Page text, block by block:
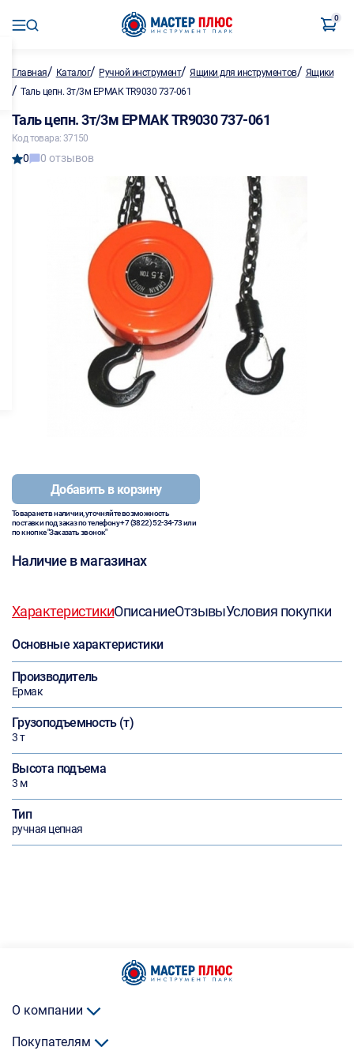
0
Главная/ Каталог/ Ручной инструмент/Ящики для инструментов/ Ящики
/ Таль цепн. 3т/3м ЕРМАК TR9030 737-061
Таль цепн. 3т/3м ЕРМАК TR9030 737-061
Код товара: 37150
0 0 отзывов
Добавить в корзину
Товара нет в наличии, уточняйте возможность
поставки под заказ по телефону+7 (3822) 52-34-73или
по кнопке "Заказать звонок"
Наличие в магазинах
ХарактеристикиОписаниеОтзывыУсловия покупки
Основные характеристики
Производитель
Ермак
Грузоподъемность (т)
3 т
Высота подъема
3 м
Тип
ручная цепная
О компании
Покупателям